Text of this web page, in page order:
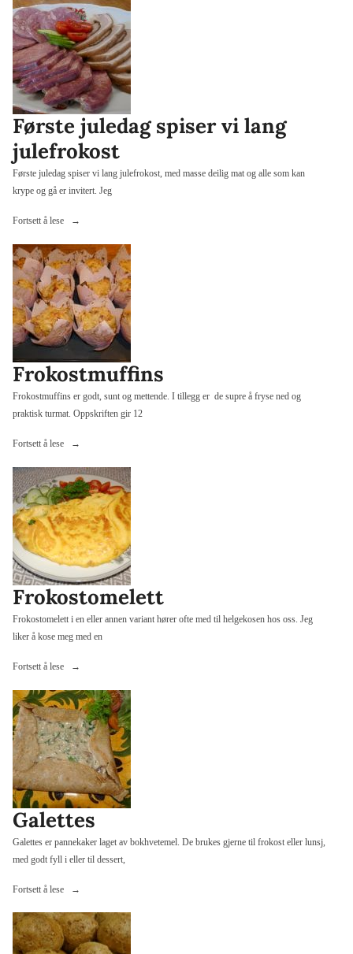
Første juledag spiser vi lang
julefrokost
Første juledag spiser vi lang julefrokost, med masse deilig mat og alle som kan
krype og gå er invitert. Jeg
Fortsett å lese
«Første
spiser
vi
lang
julefrokost»
Frokostmuffins
Frokostmuffins er godt, sunt og mettende. I tillegg er de supre å fryse ned og
praktisk turmat. Oppskriften gir 12
Fortsett å lese «Frokostmuffins»
Frokostomelett
Frokostomelett i en eller annen variant hører ofte med til helgekosen hos oss. Jeg
liker å kose meg med en
Fortsett å lese «Frokostomelett»
Galettes
Galettes er pannekaker laget av bokhvetemel. De brukes gjerne til frokost eller lunsj,
med godt fyll i eller til dessert,
Fortsett å lese «Galettes»